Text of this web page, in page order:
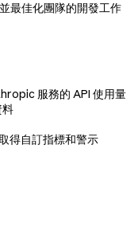
最佳化團隊的開發工作
服務的 API 使用量
料
得自訂指標和警示